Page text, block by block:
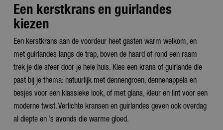
Een kerstkrans en guirlandes
kiezen
Een kerstkrans aan de voordeur heet gasten warm welkom, en
met guirlandes langs de trap, boven de haard of rond een raam
trek je die sfeer door je hele huis. Kies een krans of guirlande die
past bij je thema: natuurlijk met dennengroen, dennenappels en
besjes voor een klassieke look, of met glans, kleur en lint voor een
moderne twist. Verlichte kransen en guirlandes geven ook overdag
al diepte en ’s avonds die warme gloed.